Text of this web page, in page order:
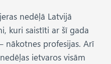
nedēļā Latvijā
kuri saistīti ar šī gada
nākotnes profesijas. Arī
ietvaros visām